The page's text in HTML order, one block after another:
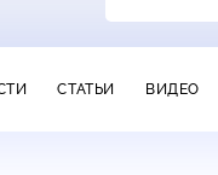
СТАТЬИ ВИДЕО